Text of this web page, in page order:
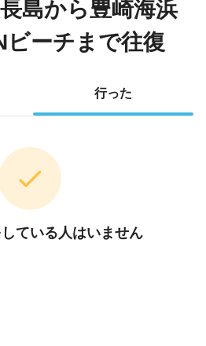
島から豊崎海浜
ビーチまで往復
行った
している人はいません